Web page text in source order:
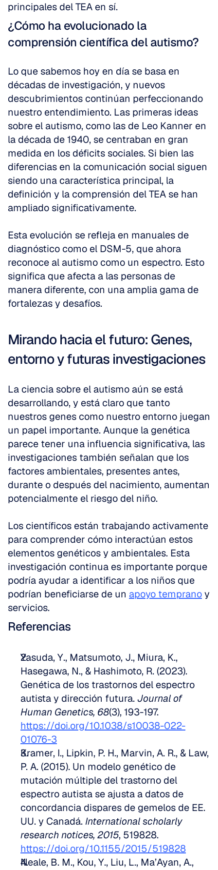
principales del TEA en sí.
¿Cómo ha evolucionado la
comprensión científica del autismo?
Lo que sabemos hoy en día se basa en
décadas de investigación, y nuevos
descubrimientos continúan perfeccionando
nuestro entendimiento. Las primeras ideas
sobre el autismo, como las de Leo Kanner en
la década de 1940, se centraban en gran
medida en los déficits sociales. Si bien las
diferencias en la comunicación social siguen
siendo una característica principal, la
definición y la comprensión del TEA se han
ampliado significativamente.
Esta evolución se refleja en manuales de
diagnóstico como el DSM-5, que ahora
reconoce al autismo como un espectro. Esto
significa que afecta a las personas de
manera diferente, con una amplia gama de
fortalezas y desafíos.
Mirando hacia el futuro: Genes,
entorno y futuras investigaciones
La ciencia sobre el autismo aún se está
desarrollando, y está claro que tanto
nuestros genes como nuestro entorno juegan
un papel importante. Aunque la genética
parece tener una influencia significativa, las
investigaciones también señalan que los
factores ambientales, presentes antes,
durante o después del nacimiento, aumentan
potencialmente el riesgo del niño.
Los científicos están trabajando activamente
para comprender cómo interactúan estos
elementos genéticos y ambientales. Esta
investigación continua es importante porque
podría ayudar a identificar a los niños que
podrían beneficiarse de un apoyo temprano y
servicios.
Referencias
Yasuda, Y., Matsumoto, J., Miura, K.,
Hasegawa, N., & Hashimoto, R. (2023).
Genética de los trastornos del espectro
autista y dirección futura. Journal of
Human Genetics, 68
https://doi.org/10.1038/s10038-022-
01076-3
Kramer, I., Lipkin, P. H., Marvin, A. R., & Law,
P. A. (2015). Un modelo genético de
mutación múltiple del trastorno del
espectro autista se ajusta a datos de
concordancia dispares de gemelos de EE.
UU. y Canadá. International scholarly
research notices, 2015
https://doi.org/10.1155/2015/519828
Neale, B. M., Kou, Y., Liu, L., Ma’Ayan, A.,